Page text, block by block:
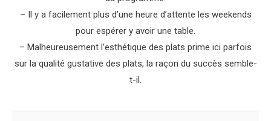
– Il y a facilement plus d’une heure d’attente les weekends
pour espérer y avoir une table.
– Malheureusement l’esthétique des plats prime ici parfois
sur la qualité gustative des plats, la raçon du succès semble-
t-il.